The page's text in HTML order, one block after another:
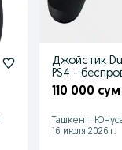
Джойстик
PS4 -
контроллер
110 000 сум
Ташкент,
16 июля 2026 г.